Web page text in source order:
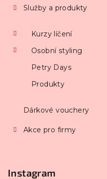
Služby a produkty
Kurzy líčení
Osobní styling
Petry Days
Produkty
Dárkové vouchery
Akce pro firmy
Instagram